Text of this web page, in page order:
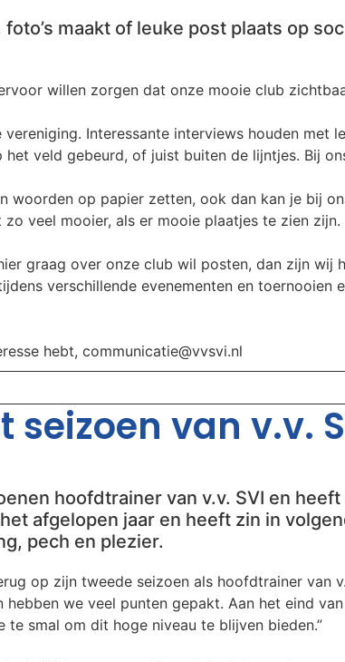
maakt of leuke post plaats op
willen zorgen dat onze mooie club
Interessante interviews houden met
veld gebeurd, of juist buiten de lijntjes. Bij
woorden op papier zetten, ook dan kan je bij
veel mooier, als er mooie plaatjes te zien zijn.
graag over onze club wil posten, dan zijn wij
verschillende evenementen en toernooien
hebt, communicatie@vvsvi.nl
van v.v.
hoofdtrainer van v.v. SVI en
afgelopen jaar en heeft zin in
pech en plezier.
op zijn tweede seizoen als hoofdtrainer van
we veel punten gepakt. Aan het eind
te smal om dit hoge niveau te blijven bieden.”